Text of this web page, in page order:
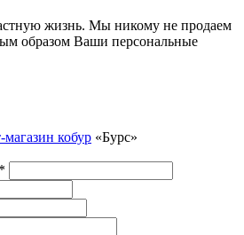
жизнь. Мы никому не продаем
образом Ваши персональные
кобур «Бурс»
*